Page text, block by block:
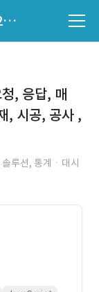
인테리어 솔루션 (웹, O2O, 견적 요청, 응답, 매칭, 전자 계약, 의뢰, 중개, 공정, 자재, 시공, 공사 , 어드민, 관리자)
, 응답, 매
, 시공, 공사 ,
루션, 통계ㆍ대시